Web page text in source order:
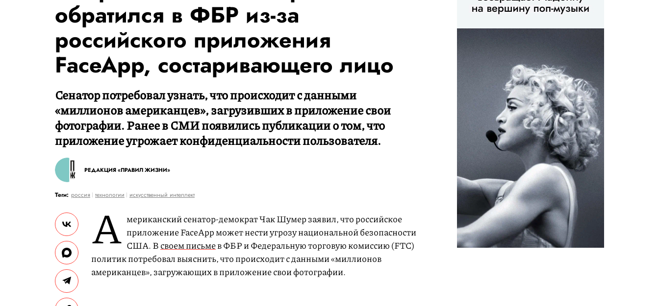
обратился в ФБР из-за
российского приложения
FaceApp, состаривающего лицо
Сенатор потребовал узнать, что происходит с данными
«миллионов американцев», загрузивших в приложение свои
фотографии. Ранее в СМИ появились публикации о том, что
приложение угрожает конфиденциальности пользователя.
РЕДАКЦИЯ «ПРАВИЛ ЖИЗНИ»
Теги: россия технологии искусственный интеллект
А мериканский сенатор-демократ Чак Шумер заявил, что российское
приложение FaceApp может нести угрозу национальной безопасности
США. Всвоем письмев ФБР и Федеральную торговую комиссию (FTC)
политик потребовал выяснить, что происходит с данными «миллионов
американцев», загружающих в приложение свои фотографии.